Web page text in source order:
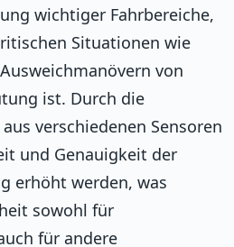
wichtiger Fahrbereiche,
Situationen wie
von
ist. Durch die
verschiedenen Sensoren
und Genauigkeit der
erhöht werden, was
sowohl für
für andere